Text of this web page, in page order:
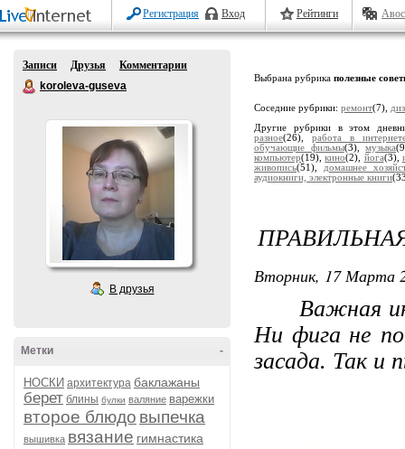
Регистрация Вход Рейтинги
Записи Друзья
Комментарии
koroleva-guseva
В друзья
-
Метки
НОСКИ архитектура баклажаны
берет блины булки валяние варежки
второе блюдо выпечка
вышивка вязание гимнастика
Выбрана рубрика полезные
Соседние рубрики: ремонт(7),
Другие рубрики в этом
разное(26),работа в
обучающие фильмы(3),музыка
компьютер(19),кино(2), йога(3),
живопись(51),
домашнее
аудиокниги, электронные книги
Вторник, 17 Марта
Важная
Ни фига не
засада. Так и